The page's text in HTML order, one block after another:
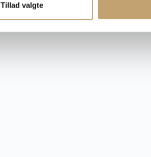
Tillad valgte